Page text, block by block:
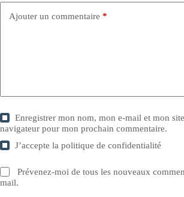
Ajouter un commentaire *
Enregistrer mon nom, mon e-mail et mon
navigateur pour mon prochain commentaire.
J’accepte lapolitique de confidentialité
Prévenez-moi de tous les nouveaux
mail.